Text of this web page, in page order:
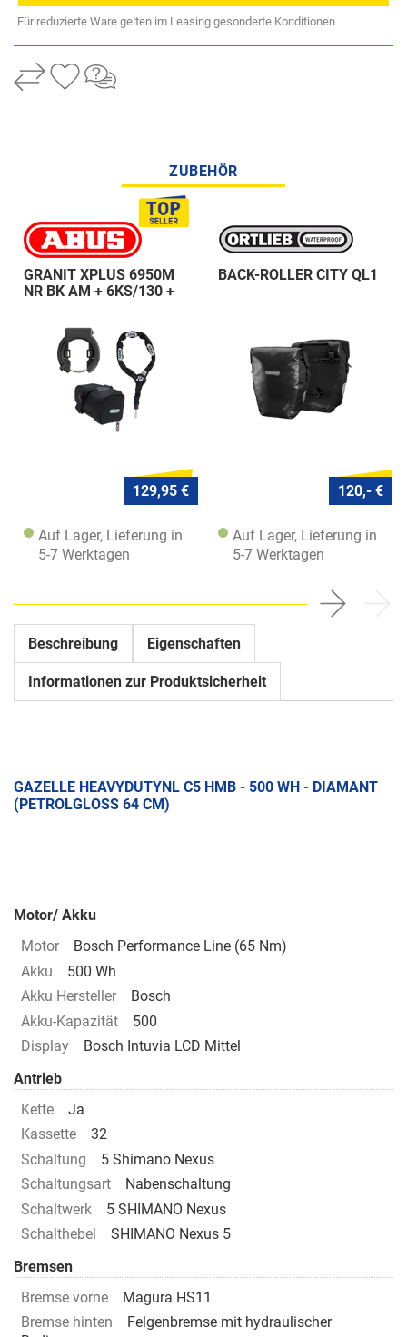
Für reduzierte Ware gelten im Leasing gesonderte Konditionen
ZUBEHÖR
GRANIT XPLUS 6950M
NR BK AM + 6KS/130 +
129,95 €
Auf Lager, Lieferung in
5-7 Werktagen
BACK-ROLLER CITY QL1
120,- €
Auf Lager, Lieferung in
5-7 Werktagen
Beschreibung Eigenschaften
Informationen zur Produktsicherheit
GAZELLE HEAVYDUTYNL C5 HMB - 500 WH - DIAMANT
(PETROLGLOSS 64 CM)
Motor/ Akku
Motor
Bosch Performance Line (65 Nm)
Akku
500 Wh
Akku Hersteller
Bosch
Akku-Kapazität
500
Display
Bosch Intuvia LCD Mittel
Antrieb
Kette
Ja
Kassette
32
Schaltung
5 Shimano Nexus
Schaltungsart
Nabenschaltung
Schaltwerk
5 SHIMANO Nexus
Schalthebel
SHIMANO Nexus 5
Bremsen
Bremse vorne
Magura HS11
Bremse hinten
Felgenbremse mit hydraulischer